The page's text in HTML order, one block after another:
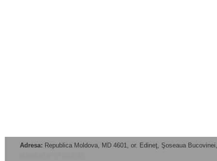
Adresa: Republica Moldova, MD 4601, or. Edineţ, Şoseaua